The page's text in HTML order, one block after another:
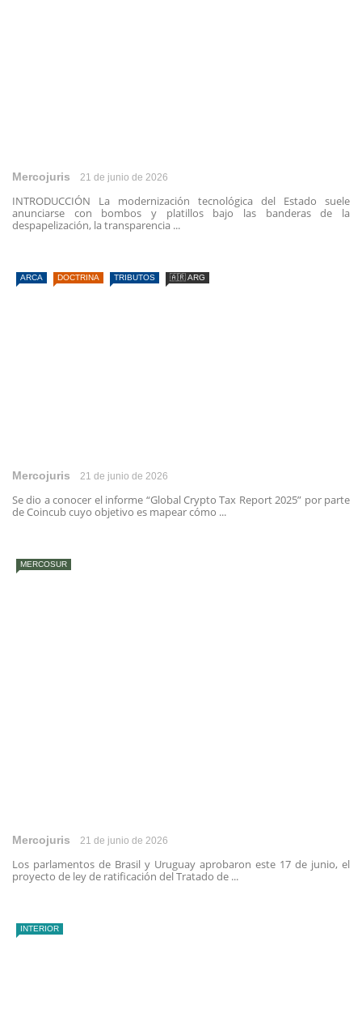
Mercojuris 21 de junio de 2026
INTRODUCCIÓN La modernización tecnológica del Estado suele
anunciarse con bombos y platillos bajo las banderas de la
despapelización, la transparencia ...
ARCA DOCTRINA TRIBUTOS 🇦🇷 ARG
Mercojuris 21 de junio de 2026
Se dio a conocer el informe “Global Crypto Tax Report 2025” por parte
de Coincub cuyo objetivo es mapear cómo ...
MERCOSUR
Mercojuris 21 de junio de 2026
Los parlamentos de Brasil y Uruguay aprobaron este 17 de junio, el
proyecto de ley de ratificación del Tratado de ...
INTERIOR